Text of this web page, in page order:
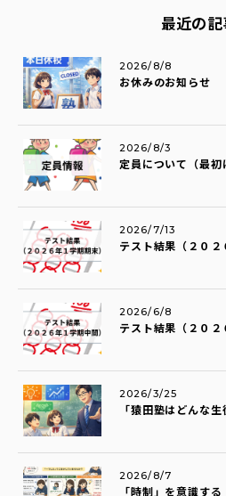
最近の記
お休みのお知らせ
2026/8/8
定員について（最初
2026/8/3
テスト結果（２０２
2026/7/13
テスト結果（２０２
2026/6/8
「猿田塾はどんな
2026/3/25
「時制」を意識する
2026/8/7